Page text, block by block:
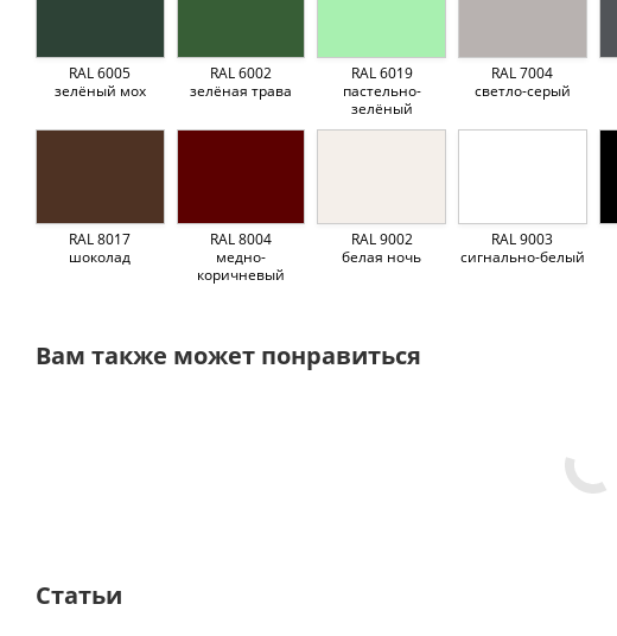
RAL 6005
зелёный мох
RAL 6002
зелёная трава
RAL 6019
пастельно-
зелёный
RAL 7004
светло-серый
RAL 8017
шоколад
RAL 8004
медно-
коричневый
RAL 9002
белая ночь
RAL 9003
сигнально-белый
Вам также может понравиться
Статьи